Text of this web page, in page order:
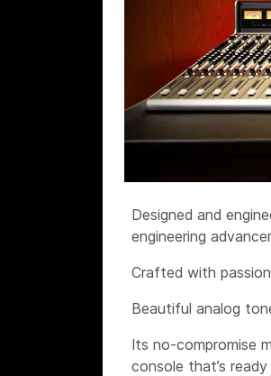
Designed and
engineering
Crafted with
Beautiful analog
Its no-compromise
console that’s